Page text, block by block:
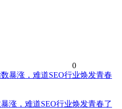
0
涨，难道SEO行业焕发青春了